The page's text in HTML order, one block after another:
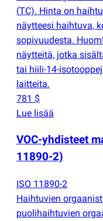
(TC). Hinta on
näytteesi haihtuva,
sopivuudesta.
näytteitä, jotka
tai hiili-14-
laitteita.
781 $
Lue lisää
VOC-yhdisteet
11890-2)
ISO 11890-2
Haihtuvien
puolihaihtuvien